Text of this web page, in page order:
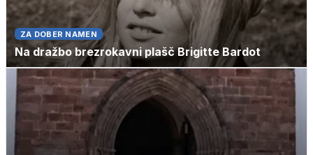
ZA DOBER NAMEN
Na dražbo brezrokavni plašč Brigitte Bardot